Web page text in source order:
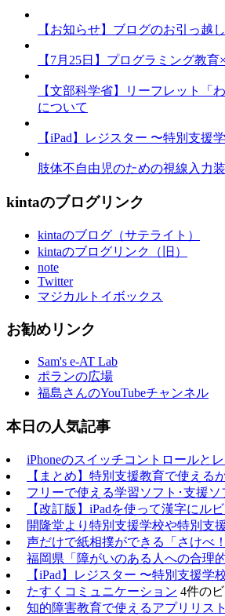
【お知らせ】ブログのお引っ越
【7月25日】プログラミング教
【文部科学省】リーフレット
について
【iPad】レジスター 〜特別支援
肢体不自由児のための視線入力
kintaのブログリンク
kintaのブログ（サテライト）
kintaのブログリンク（旧）
note
Twitter
マジカルトイボックス
お勧めリンク
Sam's e-AT Lab
ポランの広場
福島さんのYouTubeチャンネル
本日の人気記事
iPhoneのスイッチコントロールと
【まとめ】特別支援教育で使える
フリーで使える学習ソフト･支援ソ
【改訂版】iPadを使って漢字にル
開隆堂より特別支援学校や特別支
声だけで紙相撲ができる「さけべ
福岡県「障がいのある人への合理
【iPad】レジスター 〜特別支援学
たすくコミュニケーション 4件の
知的障害教育で使えるアプリリス